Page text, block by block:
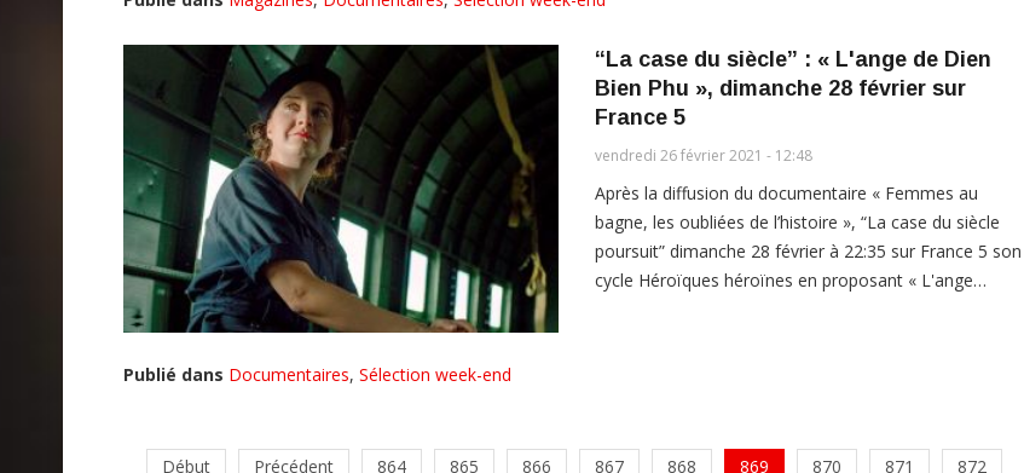
“La case du siècle” : « L'ange de Dien
Bien Phu », dimanche 28 février sur
France 5
vendredi 26 février 2021 - 12:48
Après la diffusion du documentaire « Femmes au
bagne, les oubliées de l’histoire », “La case du siècle
poursuit” dimanche 28 février à 22:35 sur France 5 son
cycle Héroïques héroïnes en proposant « L'ange…
Publié dans Documentaires, Sélection week-end
Début Précédent 864 865 866 867 868 869 870 871 872